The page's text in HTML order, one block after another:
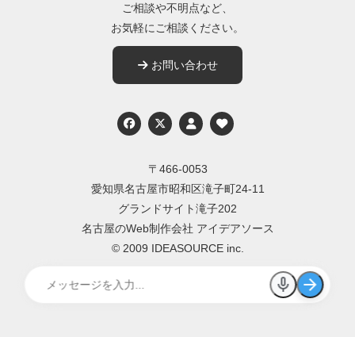
ご相談や不明点など、
お気軽にご相談ください。
お問い合わせ
Twitter
〒466-0053
愛知県名古屋市昭和区滝子町24-11
グランドサイト滝子202
名古屋のWeb制作会社 アイデアソース
© 2009 IDEASOURCE inc.
smart_toy AI ASSISTANT close
mic arrow_forward